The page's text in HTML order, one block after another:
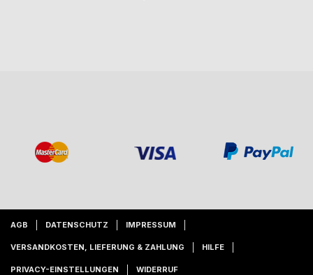
AGB DATENSCHUTZ IMPRESSUM
VERSANDKOSTEN, LIEFERUNG & ZAHLUNG HILFE
PRIVACY-EINSTELLUNGEN WIDERRUF